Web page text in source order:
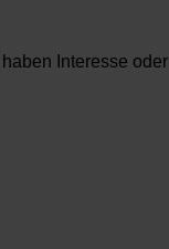
Interesse oder